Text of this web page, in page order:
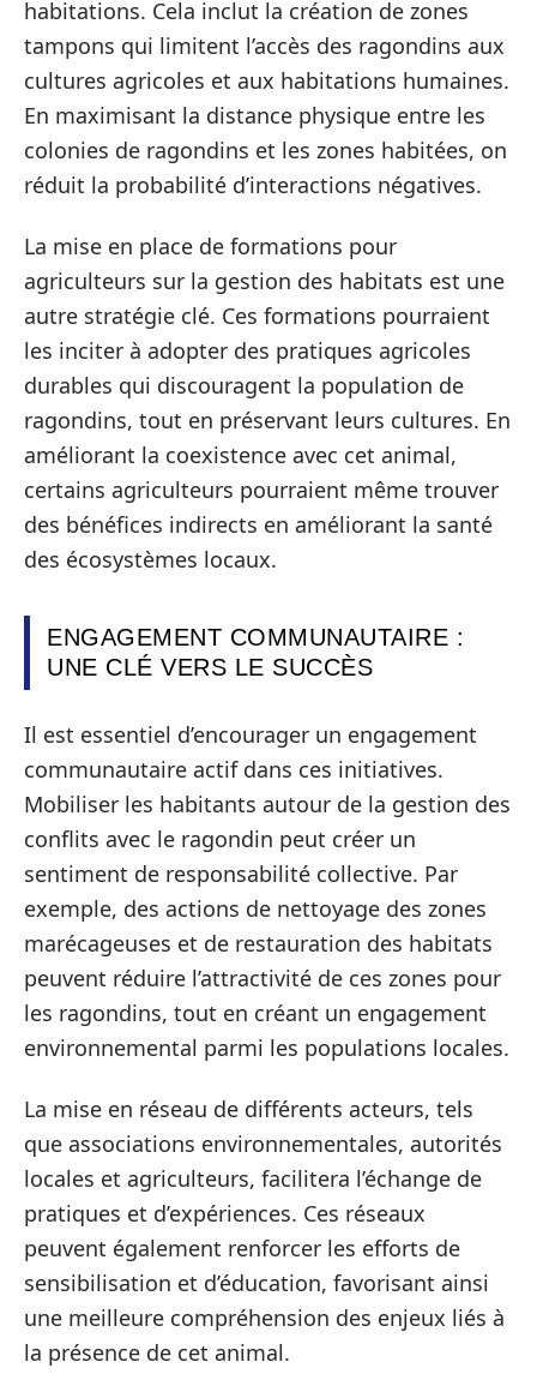
habitations. Cela inclut la création de zones
tampons qui limitent l’accès des ragondins aux
cultures agricoles et aux habitations humaines.
En maximisant la distance physique entre les
colonies de ragondins et les zones habitées, on
réduit la probabilité d’interactions négatives.
La mise en place de formations pour
agriculteurs sur la gestion des habitats est une
autre stratégie clé. Ces formations pourraient
les inciter à adopter des pratiques agricoles
durables qui discouragent la population de
ragondins, tout en préservant leurs cultures. En
améliorant la coexistence avec cet animal,
certains agriculteurs pourraient même trouver
des bénéfices indirects en améliorant la santé
des écosystèmes locaux.
ENGAGEMENT COMMUNAUTAIRE :
UNE CLÉ VERS LE SUCCÈS
Il est essentiel d’encourager un engagement
communautaire actif dans ces initiatives.
Mobiliser les habitants autour de la gestion des
conflits avec le ragondin peut créer un
sentiment de responsabilité collective. Par
exemple, des actions de nettoyage des zones
marécageuses et de restauration des habitats
peuvent réduire l’attractivité de ces zones pour
les ragondins, tout en créant un engagement
environnemental parmi les populations locales.
La mise en réseau de différents acteurs, tels
que associations environnementales, autorités
locales et agriculteurs, facilitera l’échange de
pratiques et d’expériences. Ces réseaux
peuvent également renforcer les efforts de
sensibilisation et d’éducation, favorisant ainsi
une meilleure compréhension des enjeux liés à
la présence de cet animal.